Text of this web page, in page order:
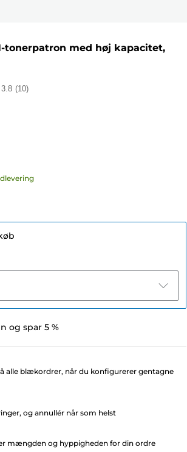
tonerpatron med høj kapacitet,
3.8 (10)
og spar 5 %
alle blækordrer, når du konfigurerer gentagne
og annullér når som helst
mængden og hyppigheden for din ordre